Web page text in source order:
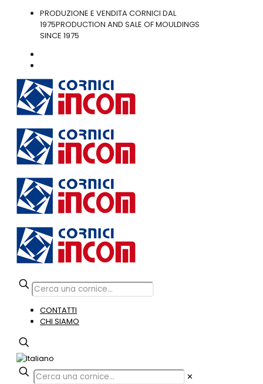
PRODUZIONE E VENDITA CORNICI DAL
1975PRODUCTION AND SALE OF MOULDINGS
SINCE 1975
CONTATTI
CHI SIAMO
✕